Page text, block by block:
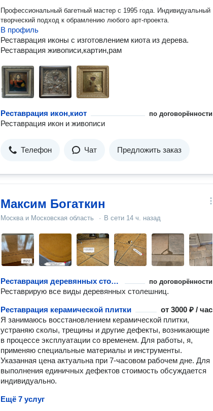
Профессиональный багетный мастер с 1995 года. Индивидуальный
творческий подход к обрамлению любого арт-проекта.
В профиль
Реставрация иконы с изготовлением киота из дерева.
Реставрация живописи,картин,рам
Реставрация икон,киот по договорённости
Реставрация икон и живописи
Телефон Чат Предложить заказ
Максим Богаткин
Москва и Московская область · В сети 14 ч. назад
Реставрация деревянных столешниц по договорённости
Реставрирую все виды деревянных столешниц.
Реставрация керамической плитки от3000 ₽ / час
Я занимаюсь восстановлением керамической плитки,
устраняю сколы, трещины и другие дефекты, возникающие
в процессе эксплуатации со временем. Для работы, я,
применяю специальные материалы и инструменты.
Указанная цена актуальна при 7-часовом рабочем дне. Для
выполнения единичных дефектов стоимость обсуждается
индивидуально.
Ещё 7 услуг